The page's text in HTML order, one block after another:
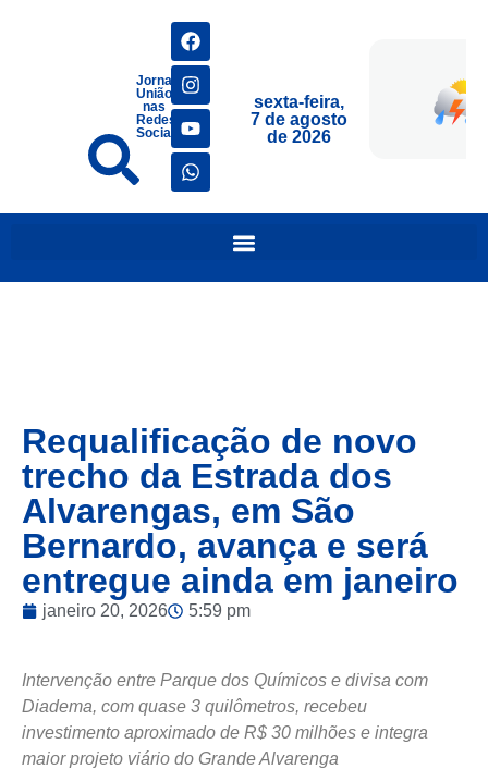
Jornais
União
nas
Redes
Sociais
sexta-feira,
7 de agosto
de 2026
Requalificação de novo
trecho da Estrada dos
Alvarengas, em São
Bernardo, avança e será
entregue ainda em janeiro
janeiro 20, 2026 5:59 pm
Intervenção entre Parque dos Químicos e divisa com
Diadema, com quase 3 quilômetros, recebeu
investimento aproximado de R$ 30 milhões e integra
maior projeto viário do Grande Alvarenga